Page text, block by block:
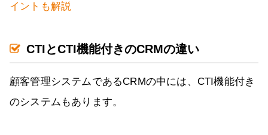
イントも解説
CTIとCTI機能付きのCRMの違い
顧客管理システムであるCRMの中には、CTI機能付き
のシステムもあります。